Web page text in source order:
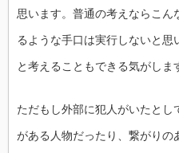
思います。普通の考えならこ
るような手口は実行しないと思
と考えることもできる気がしま
ただもし外部に犯人がいたと
がある人物だったり、繋がりの